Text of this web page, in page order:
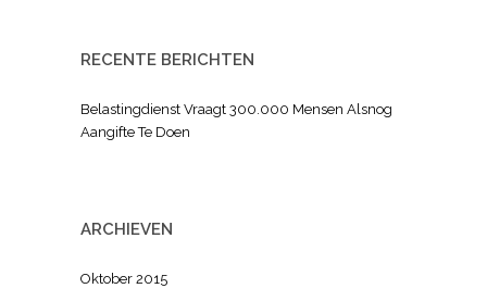
RECENTE BERICHTEN
Belastingdienst Vraagt 300.000 Mensen Alsnog
Aangifte Te Doen
ARCHIEVEN
Oktober 2015